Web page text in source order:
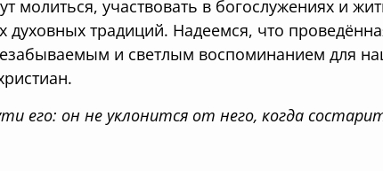
молиться, участвовать в богослужениях и
духовных традиций. Надеемся, что
и светлым воспоминанием для
его: он не уклонится от него, когда